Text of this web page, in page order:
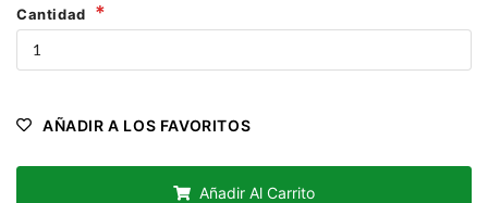
Cantidad
AÑADIR A LOS FAVORITOS
Añadir Al Carrito